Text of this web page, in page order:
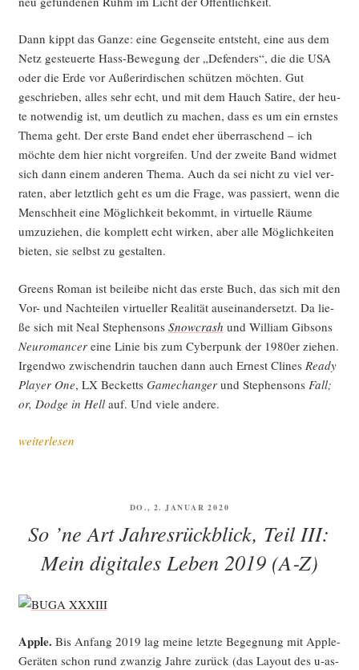
Dann kippt das Gan­ze: eine Gegen­sei­te ent­steht, eine aus dem
Netz gesteu­er­te Hass-Bewe­gung der „Defen­ders“, die die USA
oder die Erde vor Außer­ir­di­schen schüt­zen möch­ten. Gut
geschrie­ben, alles sehr echt, und mit dem Hauch Sati­re, der heu­
te not­wen­dig ist, um deut­lich zu machen, dass es um ein erns­tes
The­ma geht. Der ers­te Band endet eher über­ra­schend – ich
möch­te dem hier nicht vor­grei­fen. Und der zwei­te Band wid­met
sich dann einem ande­ren The­ma. Auch da sei nicht zu viel ver­
ra­ten, aber letzt­lich geht es um die Fra­ge, was pas­siert, wenn die
Mensch­heit eine Mög­lich­keit bekommt, in vir­tu­el­le Räu­me
umzu­zie­hen, die kom­plett echt wir­ken, aber alle Mög­lich­kei­ten
bie­ten, sie selbst zu gestalten.
Greens Roman ist bei­lei­be nicht das ers­te Buch, das sich mit den
Vor- und Nach­tei­len vir­tu­el­ler Rea­li­tät aus­ein­an­der­setzt. Da lie­
ße sich mit Neal Ste­phen­sons Snow­crash und Wil­liam Gib­sons
Neu­ro­man­cereine Linie bis zum Cyber­punk der 1980er zie­hen.
Irgend­wo zwi­schen­drin tau­chen dann auch Ernest Cli­nes Rea­dy
Play­er One, LX Becketts Game­ch­an­gerund Ste­phen­sons Fall;
or, Dodge in Hellauf. Und vie­le andere.
„Ein­
Kanin­
chen­
bau“
weiterlesen
VERÖFFENTLICHT
DO., 2. JANUAR 2020
So ’ne Art Jahresrückblick, Teil III:
Mein digitales Leben 2019 (A‑Z)
Apple. Bis Anfang 2019 lag mei­ne letz­te Begeg­nung mit Apple-
Gerä­ten schon rund zwan­zig Jah­re zurück (das Lay­out des u‑as­